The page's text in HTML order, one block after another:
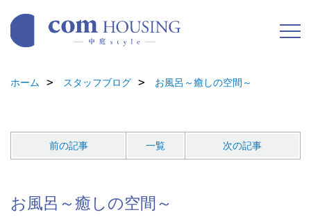
ホーム スタッフブログ お風呂～癒しの空間～
前の記事 一覧 次の記事
お風呂～癒しの空間～